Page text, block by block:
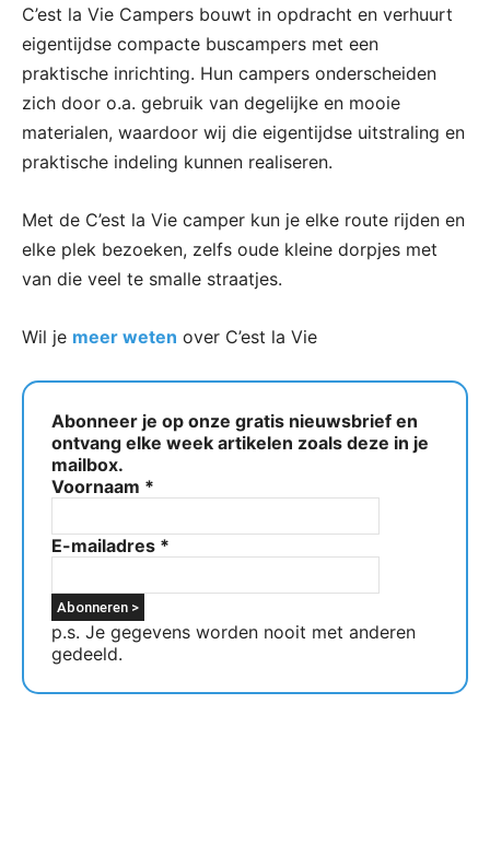
C’est la Vie Campers bouwt in opdracht en verhuurt
eigentijdse compacte buscampers met een
praktische inrichting. Hun campers onderscheiden
zich door o.a. gebruik van degelijke en mooie
materialen, waardoor wij die eigentijdse uitstraling en
praktische indeling kunnen realiseren.
Met de C’est la Vie camper kun je elke route rijden en
elke plek bezoeken, zelfs oude kleine dorpjes met
van die veel te smalle straatjes.
Wil je meer weten over C’est la Vie
Abonneer je op onze gratis nieuwsbrief en
ontvang elke week artikelen zoals deze in je
mailbox.
Voornaam *
E-mailadres *
p.s. Je gegevens worden nooit met anderen
gedeeld.